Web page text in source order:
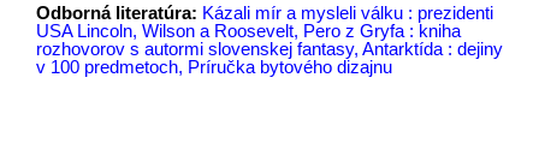
Odborná literatúra: Kázali mír a mysleli válku : prezidenti
USA Lincoln, Wilson a Roosevelt, Pero z Gryfa : kniha
rozhovorov s autormi slovenskej fantasy, Antarktída : dejiny
v 100 predmetoch, Príručka bytového dizajnu